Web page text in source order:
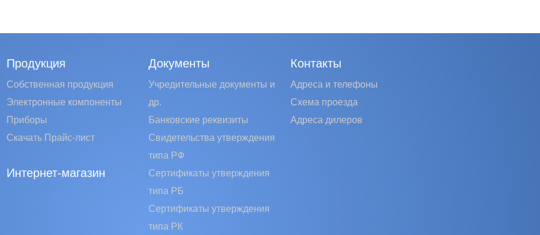
Продукция
Собственная продукция
Электронные компоненты
Приборы
Скачать Прайс-лист
Интернет-магазин
Документы
Учредительные документы и
др.
Банковские реквизиты
Свидетельства утверждения
типа РФ
Сертификаты утверждения
типа РБ
Сертификаты утверждения
типа РК
Контакты
Адреса и телефоны
Схема проезда
Адреса дилеров